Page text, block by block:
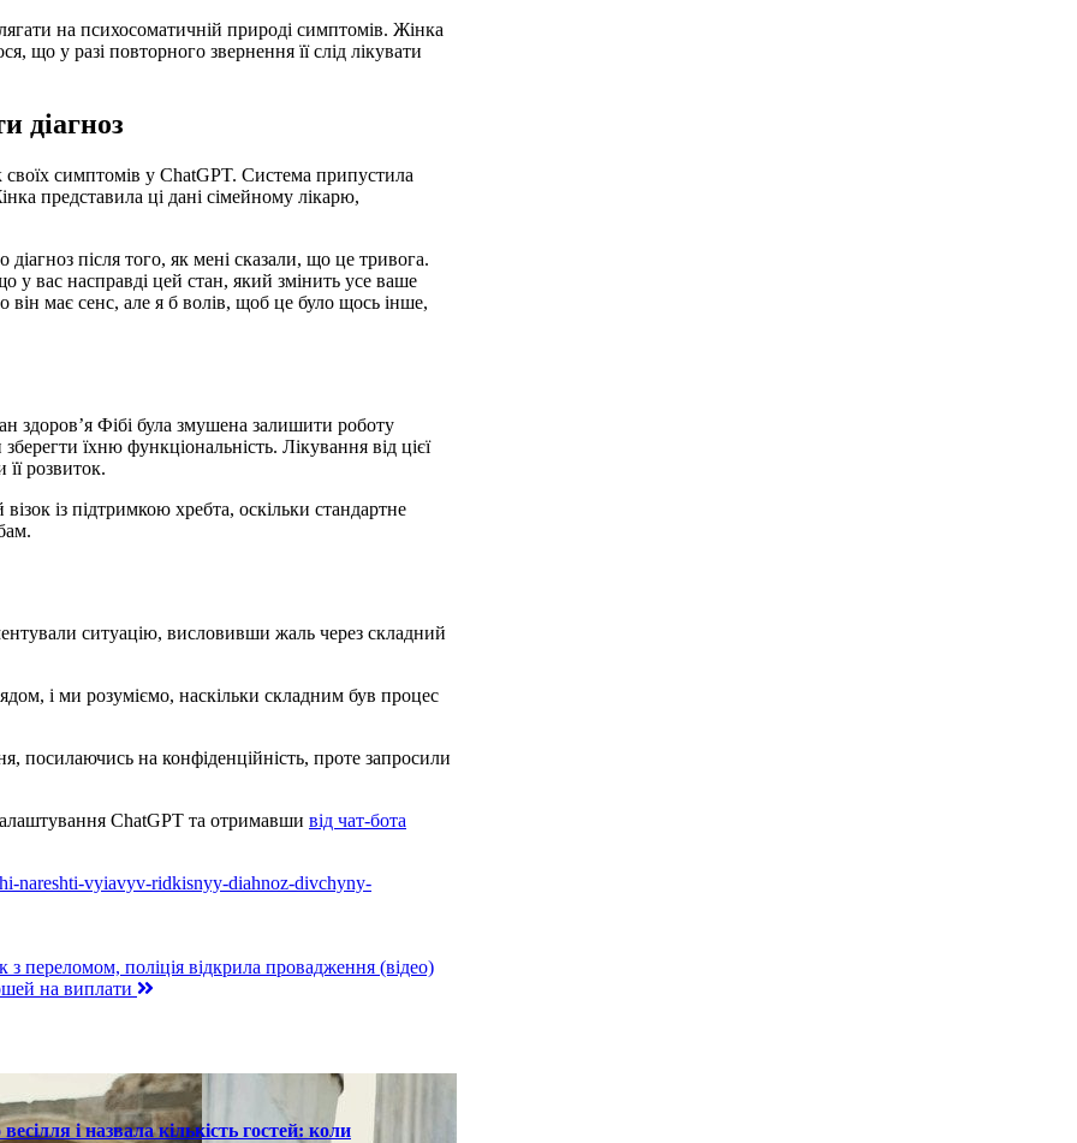
на психосоматичній природі симптомів. Жінка
що у разі повторного звернення її слід лікувати
діагноз
своїх симптомів у ChatGPT. Система припустила
представила ці дані сімейному лікарю,
після того, як мені сказали, що це тривога.
у вас насправді цей стан, який змінить усе ваше
він має сенс, але я б волів, щоб це було щось інше,
здоров’я Фібі була змушена залишити роботу
їхню функціональність. Лікування від цієї
розвиток.
із підтримкою хребта, оскільки стандартне
ситуацію, висловивши жаль через складний
і ми розуміємо, наскільки складним був процес
посилаючись на конфіденційність, проте запросили
ChatGPT та отримавши від чат-бота
nareshti-vyiavyv-ridkisnyy-diahnoz-divchyny-
переломом, поліція відкрила провадження (відео)
на виплати
і назвала кількість гостей: коли